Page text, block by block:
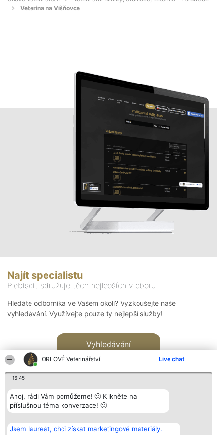
ORLOVÉ Veterinářství Live chat
16:45
Ahoj, rádi Vám pomůžeme! 🙂 Klikněte na
příslušnou téma konverzace! 🙂
Jsem laureát, chci získat marketingové materiály.
Veterina na Višňovce
Najít specialistu
Plebiscit sdružuje těch nejlepších v oboru
Hledáte odborníka ve Vašem okolí? Vyzkoušejte naše
vyhledávání. Využívejte pouze ty nejlepší služby!
Vyhledávání
Bright Side Solutions sp. z o.
o. sp. k.
Vítězové
Seznam všech
Kontakt